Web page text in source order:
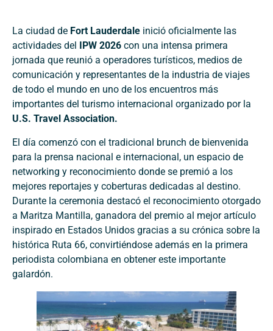
La ciudad de Fort Lauderdale inició oficialmente las
actividades del
IPW 2026 con una intensa primera
jornada que reunió a operadores turísticos, medios de
comunicación y representantes de la industria de viajes
de todo el mundo en uno de los encuentros más
importantes del turismo internacional organizado por la
U.S. Travel Association.
El día comenzó con el tradicional brunch de bienvenida
para la prensa nacional e internacional, un espacio de
networking y reconocimiento donde se premió a los
mejores reportajes y coberturas dedicadas al destino.
Durante la ceremonia destacó el reconocimiento otorgado
a Maritza Mantilla, ganadora del premio al mejor artículo
inspirado en Estados Unidos gracias a su crónica sobre la
histórica Ruta 66, convirtiéndose además en la primera
periodista colombiana en obtener este importante
galardón.